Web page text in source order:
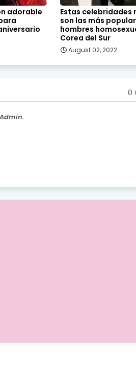
adorable
Estas celebridades
son las más
hombres
Corea del Sur
August 02, 2022
0